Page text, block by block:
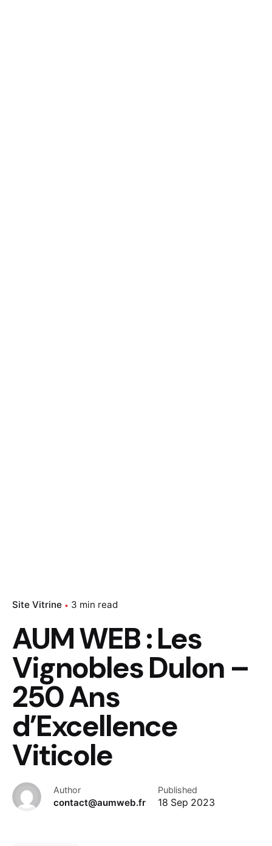
Site Vitrine 3 min read
AUM WEB : Les
Vignobles Dulon –
250 Ans
d’Excellence
Viticole
Author
contact@aumweb.fr
Published
18 Sep 2023